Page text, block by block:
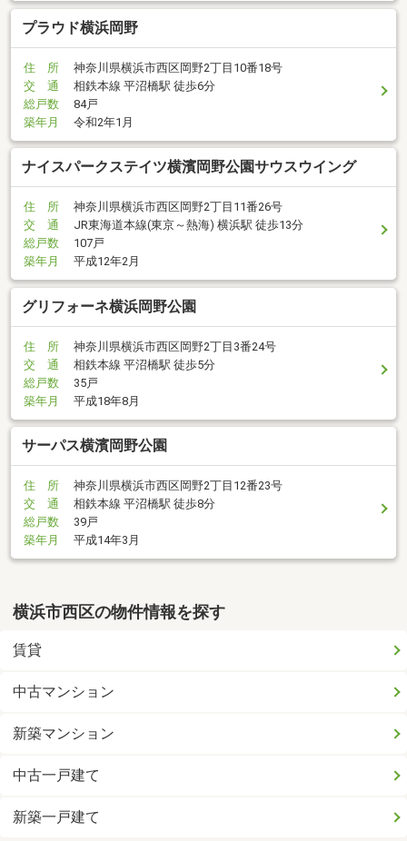
プラウド横浜岡野
住 所
神奈川県横浜市西区岡野2丁目10番18号
交 通
相鉄本線 平沼橋駅 徒歩6分
総戸数
84戸
築年月
令和2年1月
ナイスパークステイツ横濱岡野公園サウスウイング
住 所
神奈川県横浜市西区岡野2丁目11番26号
交 通
JR東海道本線(東京～熱海) 横浜駅 徒歩13分
総戸数
107戸
築年月
平成12年2月
グリフォーネ横浜岡野公園
住 所
神奈川県横浜市西区岡野2丁目3番24号
交 通
相鉄本線 平沼橋駅 徒歩5分
総戸数
35戸
築年月
平成18年8月
サーパス横濱岡野公園
住 所
神奈川県横浜市西区岡野2丁目12番23号
交 通
相鉄本線 平沼橋駅 徒歩8分
総戸数
39戸
築年月
平成14年3月
横浜市西区の物件情報を探す
賃貸
中古マンション
新築マンション
中古一戸建て
新築一戸建て